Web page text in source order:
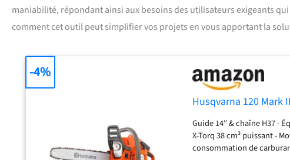
maniabilité, répondant ainsi aux besoins des utilisateurs exigeants
comment cet outil peut simplifier vos projets en vous apportant la
Husqvarna 120 Mark
Guide 14″ & chaîne H37 -
X-Torq 38 cm³ puissant -
consommation de
-4%